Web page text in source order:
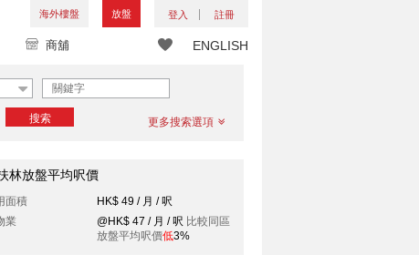
海外樓盤 放盤 登入 註冊
ENGLISH
商舖
搜索 更多搜索選項
林放盤平均呎價
面積
HK$ 49 / 月 / 呎
業
@HK$ 47 / 月 / 呎 比較同區
放盤平均呎價低3%